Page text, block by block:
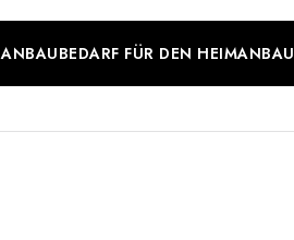
ANBAUBEDARF FÜR DEN HEIMANBAU